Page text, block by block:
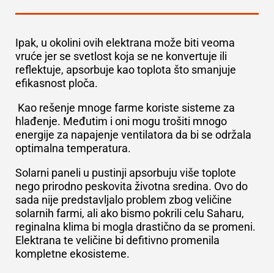
Ipak, u okolini ovih elektrana može biti veoma
vruće jer se svetlost koja se ne konvertuje ili
reflektuje, apsorbuje kao toplota što smanjuje
efikasnost ploča.
Kao rešenje mnoge farme koriste sisteme za
hlađenje. Međutim i oni mogu trošiti mnogo
energije za napajenje ventilatora da bi se održala
optimalna temperatura.
Solarni paneli u pustinji apsorbuju više toplote
nego prirodno peskovita životna sredina. Ovo do
sada nije predstavljalo problem zbog veličine
solarnih farmi, ali ako bismo pokrili celu Saharu,
reginalna klima bi mogla drastično da se promeni.
Elektrana te veličine bi defitivno promenila
kompletne ekosisteme.